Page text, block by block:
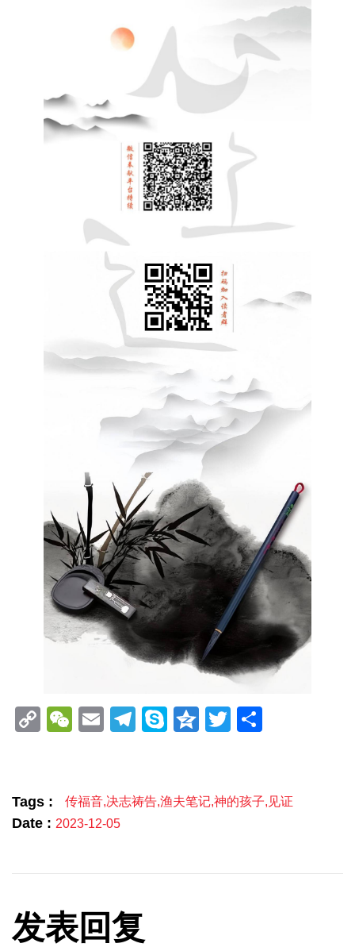
CopyWeChat
EmailTelegram
SkypeQzoneTwitter
Tags : 传福音,决志祷告,渔夫笔记,神的孩子, 见证
Date : 2023-12-05
发表回复